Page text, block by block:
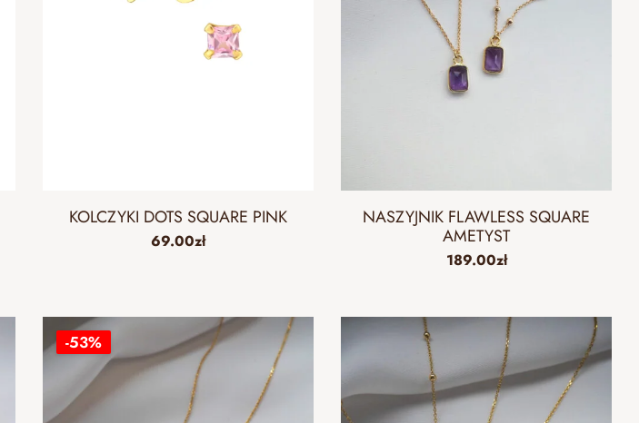
KOLCZYKI DOTS SQUARE PINK
69.00zł
NASZYJNIK FLAWLESS SQUARE
AMETYST
189.00zł
-53%